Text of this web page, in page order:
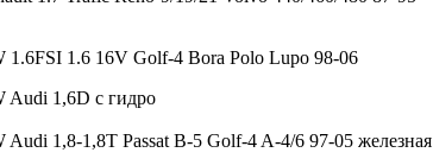
1.6FSI 1.6 16V Golf-4 Bora Polo Lupo 98-06
Audi 1,6D с гидро
1,8-1,8T Passat B-5 Golf-4 A-4/6 97-05 железная